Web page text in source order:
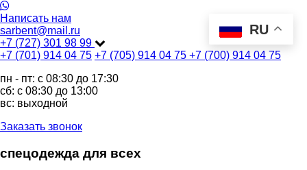
Написать нам
sarbent@mail.ru
+7 (727) 301 98 99
+7 (701) 914 04 75 +7 (705) 914 04 75 +7 (700) 914 04 75
пн - пт: c 08:30 до 17:30
сб: c 08:30 до 13:00
вс: выходной
Заказать звонок
спецодежда для всех
RU